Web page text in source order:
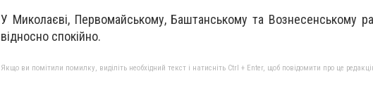
У Миколаєві, Первомайському, Баштанському та Вознесенському
відносно спокійно.
Якщо ви помітили помилку, виділіть необхідний текст і натисніть Ctrl + Enter, щоб повідомити про це